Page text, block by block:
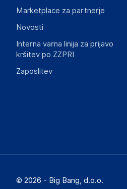
Marketplace za partnerje
Novosti
Interna varna linija za prijavo
kršitev po ZZPRI
Zaposlitev
© 2026 - Big Bang, d.o.o.